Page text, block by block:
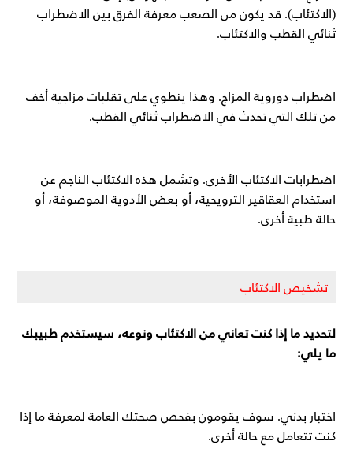
(الاكتئاب). قد يكون من الصعب معرفة الفرق بين الاضطراب
ثنائي القطب والاكتئاب.
اضطراب دوروية المزاج. وهذا ينطوي على تقلبات مزاجية أخف
من تلك التي تحدث في الاضطراب ثنائي القطب.
اضطرابات الاكتئاب الأخرى. وتشمل هذه الاكتئاب الناجم عن
استخدام العقاقير الترويحية، أو بعض الأدوية الموصوفة، أو
حالة طبية أخرى.
تشخيص الاكتئاب
لتحديد ما إذا كنت تعاني من الاكتئاب ونوعه، سيستخدم طبيبك
ما يلي:
اختبار بدني. سوف يقومون بفحص صحتك العامة لمعرفة ما إذا
كنت تتعامل مع حالة أخرى.